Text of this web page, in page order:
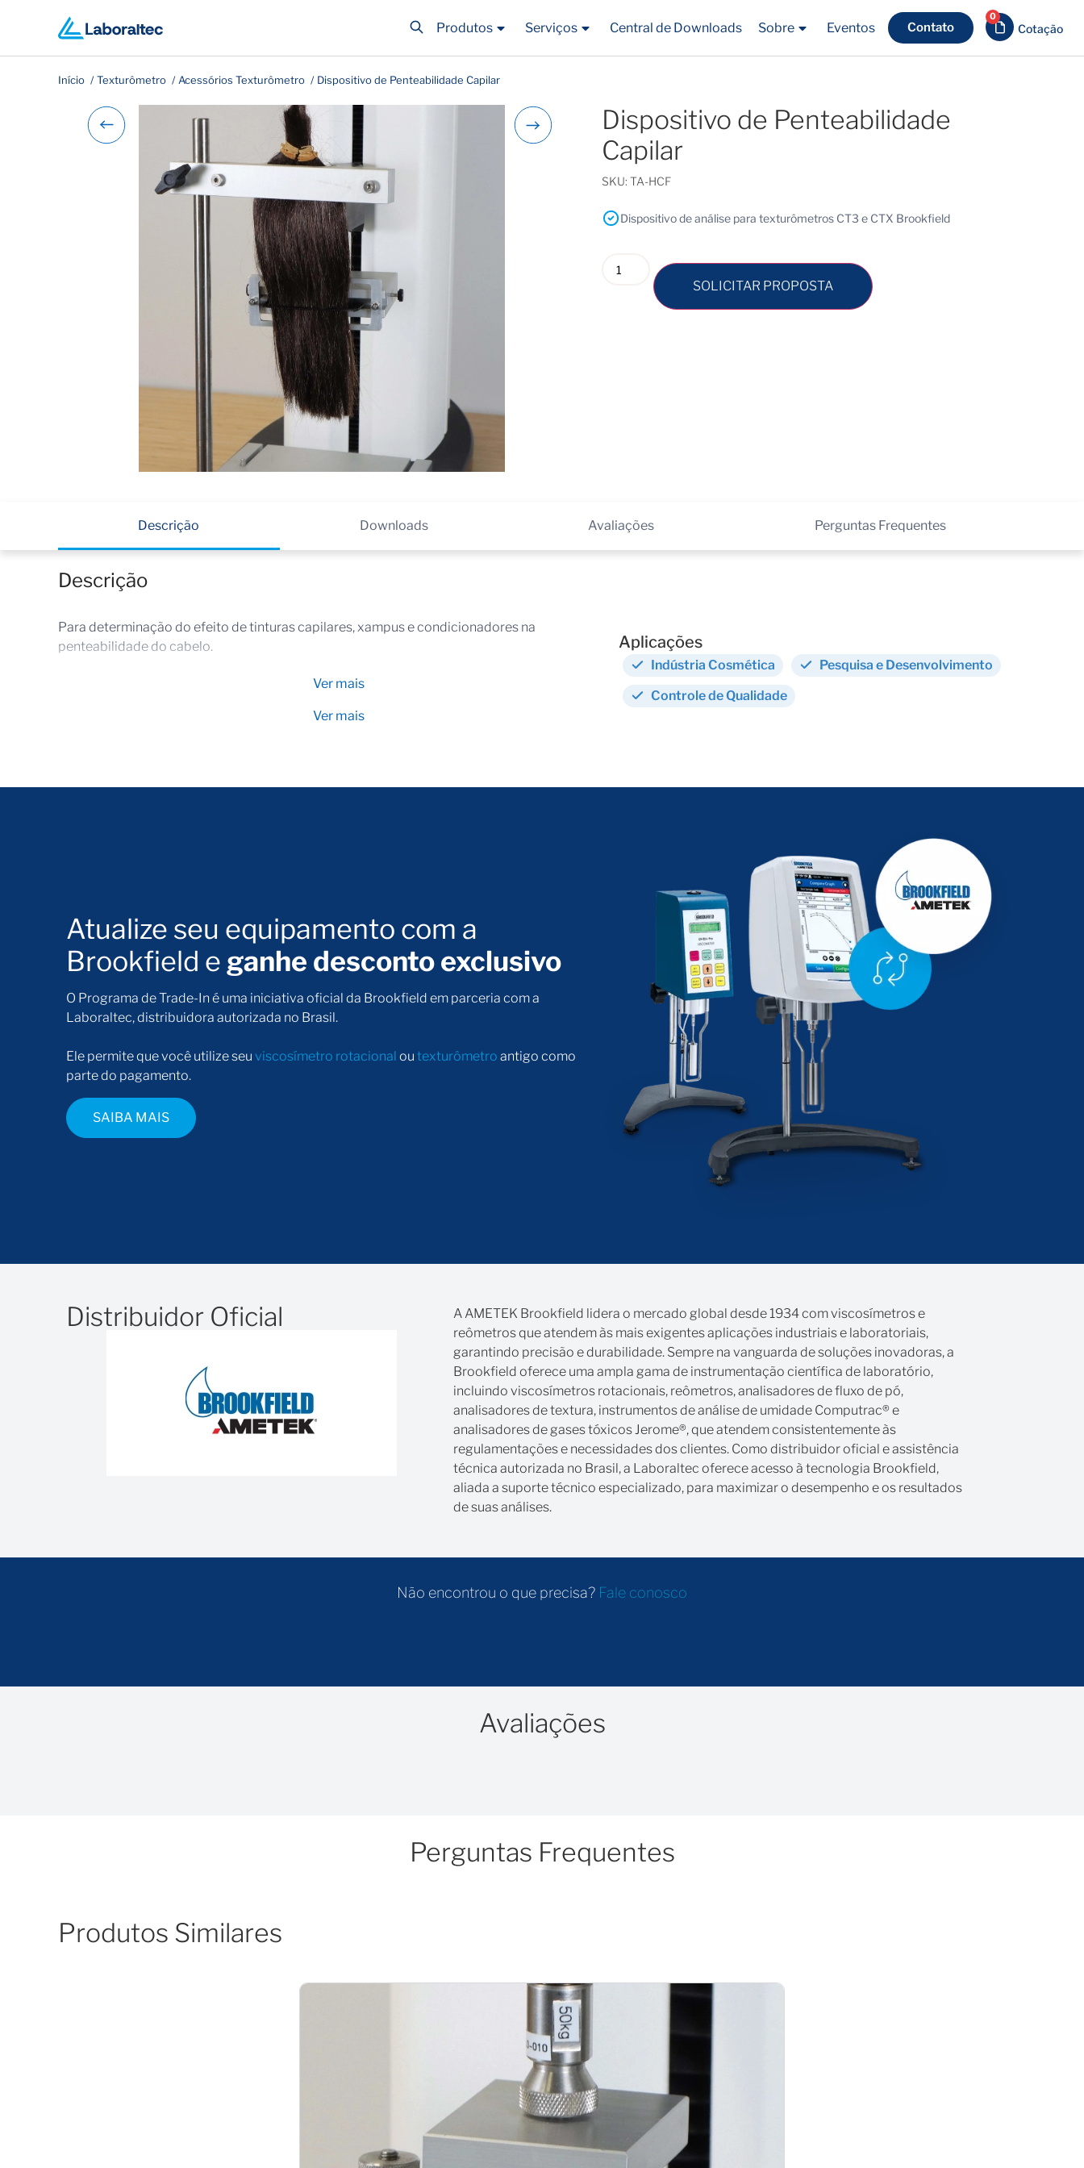
Produtos Serviços Central de Downloads Sobre Eventos Contato
0
Início Texturômetro Acessórios Texturômetro Dispositivo de Penteabilidade Capilar
Dispositivo de Penteabilidade
Capilar
SKU:TA-HCF
Dispositivo de análise para texturômetros CT3 e CTX Brookfield
SOLICITAR PROPOSTA
Descrição Downloads Avaliações Perguntas Frequentes
Descrição
Para determinação do efeito de tinturas capilares, xampus e condicionadores na
penteabilidade do cabelo.
Ver mais
Ver mais
Aplicações
Indústria Cosmética
Pesquisa e Desenvolvimento
Controle de Qualidade
Atualize seu equipamento com a
Brookfield e ganhe desconto exclusivo
O Programa de Trade-In é uma iniciativa oficial da Brookfield em parceria com a
Laboraltec, distribuidora autorizada no Brasil.
Ele permite que você utilize seu viscosímetro rotacional ou texturômetro antigo como
parte do pagamento.
SAIBA MAIS
Distribuidor Oficial
A AMETEK Brookfield lidera o mercado global desde 1934 com viscosímetros e
reômetros que atendem às mais exigentes aplicações industriais e laboratoriais,
garantindo precisão e durabilidade. Sempre na vanguarda de soluções inovadoras, a
Brookfield oferece uma ampla gama de instrumentação científica de laboratório,
incluindo viscosímetros rotacionais, reômetros, analisadores de fluxo de pó,
analisadores de textura, instrumentos de análise de umidade Computrac® e
analisadores de gases tóxicos Jerome®, que atendem consistentemente às
regulamentações e necessidades dos clientes. Como distribuidor oficial e assistência
técnica autorizada no Brasil, a Laboraltec oferece acesso à tecnologia Brookfield,
aliada a suporte técnico especializado, para maximizar o desempenho e os resultados
de suas análises.
Não encontrou o que precisa? Fale conosco
Avaliações
Perguntas Frequentes
Produtos Similares